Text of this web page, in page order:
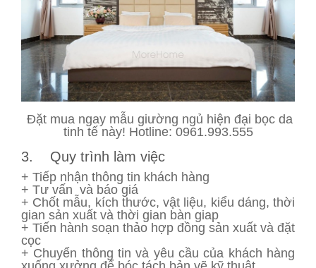
Đặt mua ngay mẫu giường ngủ hiện đại bọc da
tinh tế này! Hotline: 0961.993.555
3. Quy trình làm việc
+ Tiếp nhận thông tin khách hàng
+ Tư vấn và báo giá
+ Chốt mẫu, kích thước, vật liệu, kiểu dáng, thời
gian sản xuất và thời gian bàn giap
+ Tiến hành soạn thảo hợp đồng sản xuất và đặt
cọc
+ Chuyển thông tin và yêu cầu của khách hàng